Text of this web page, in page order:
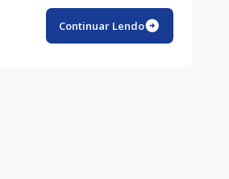
Continuar Lendo